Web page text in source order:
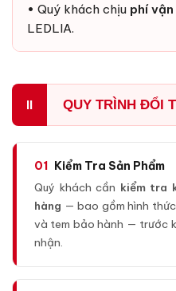
• Quý khách chịu phí
LEDLIA.
II QUY TRÌNH ĐỔI
01 Kiểm Tra Sản Phẩm
Quý khách cần kiểm tra
hàng — bao gồm hình
và tem bảo hành — trước
nhận.